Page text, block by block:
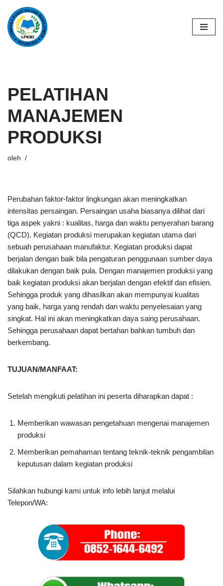
Lompat
ke
PELATIHAN
MANAJEMEN
PRODUKSI
oleh
Perubahan faktor-faktor lingkungan akan meningkatkan
intensitas persaingan. Persaingan usaha biasanya dilihat dari
tiga aspek yakni : kualitas, harga dan waktu penyerahan barang
(QCD). Kegiatan produksi merupakan kegiatan utama dari
sebuah perusahaan manufaktur. Kegiatan produksi dapat
berjalan dengan baik bila pengaturan penggunaan sumber daya
dilakukan dengan baik pula. Dengan manajemen produksi yang
baik kegiatan produksi akan berjalan dengan efektif dan efisien.
Sehingga produk yang dihasilkan akan mempunyai kualitas
yang baik, harga yang rendah dan waktu penyelesaian yang
singkat. Hal ini akan meningkatkan daya saing perusahaan.
Sehingga perusahaan dapat bertahan bahkan tumbuh dan
berkembang.
TUJUAN/MANFAAT:
Setelah mengikuti pelatihan ini peserta diharapkan dapat :
Memberikan wawasan pengetahuan mengenai manajemen
produksi
Memberikan pemahaman tentang teknik-teknik pengambilan
keputusan dalam kegiatan produksi
Silahkan hubungi kami untuk info lebih lanjut melalui
Telepon/WA: